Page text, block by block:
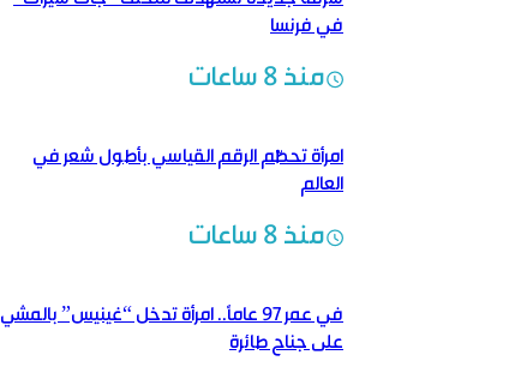
في فرنسا
منذ 8 ساعات
امرأة تحطّم الرقم القياسي بأطول شعر في
العالم
منذ 8 ساعات
في عمر 97 عاماً.. امرأة تدخل “غينيس” بالمشي
على جناح طائرة